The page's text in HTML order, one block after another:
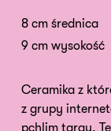
8 cm średnica
9 cm wysokość
Ceramika z
z grupy
pchlim targu.